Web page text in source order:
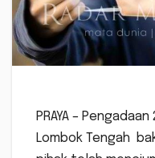
PRAYA –
Lombok Tengah